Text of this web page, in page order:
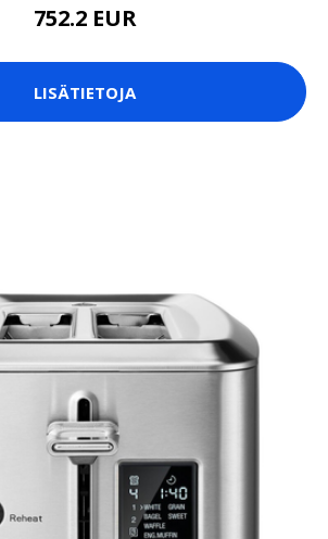
752.2 EUR
LISÄTIETOJA